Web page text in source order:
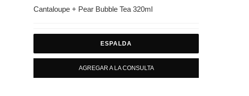
Cantaloupe + Pear Bubble Tea 320ml
ESPALDA
AGREGAR A LA CONSULTA